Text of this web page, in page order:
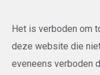
Het is verboden om
deze website die
eveneens verboden